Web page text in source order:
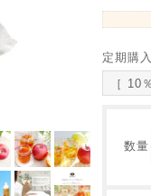
定期購
［ 10
数量